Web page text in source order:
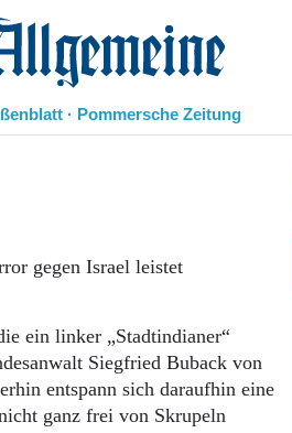
· Pommersche Zeitung
gegen Israel leistet
ein linker „Stadtindianer“
Siegfried Buback von
entspann sich daraufhin eine
ganz frei von Skrupeln